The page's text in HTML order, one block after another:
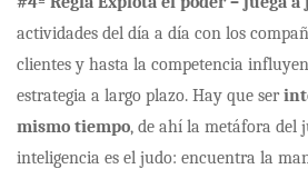
actividades del día a día con los
clientes y hasta la competencia
estrategia a largo plazo. Hay que ser
mismo tiempo, de ahí la metáfora del
inteligencia es el judo: encuentra la